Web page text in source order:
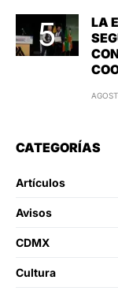
LA
CATEGORÍAS
Artículos
Avisos
CDMX
Cultura